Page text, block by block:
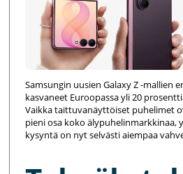
Samsungin uusien Galaxy Z -mallien
kasvaneet Euroopassa yli 20
Vaikka taittuvanäyttöiset puhelimet
pieni osa koko älypuhelinmarkkinaa,
kysyntä on nyt selvästi aiempaa